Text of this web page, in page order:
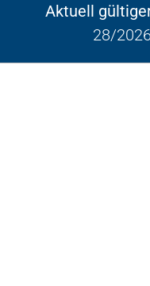
Aktuell
28/